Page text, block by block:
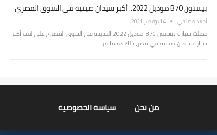
بيستون B70 موديل 2022.. أكبر سيدان صينية في السوق المصري
أحمد مصلحي 14 نوفمبر 2021
حصلت سيارة بيستون B70 موديل 2022 الجديدة في السوق المصري على لقب أكبر
سيارة سيدان صينية في مصر، ذلك بعدما تم…
من نحن سياسة الخصوصية